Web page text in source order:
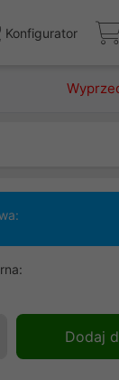
Konfigurator
Dodaj